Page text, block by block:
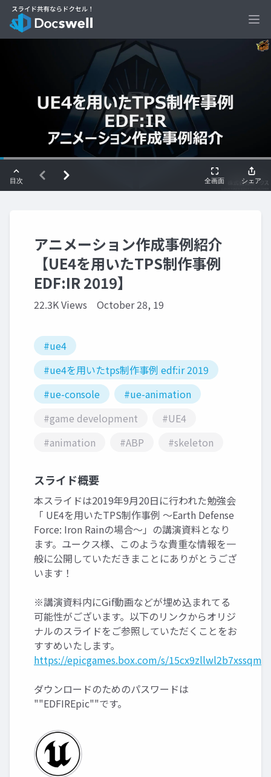
アニメーション作成事例紹介
【UE4を用いたTPS制作事例
EDF:IR 2019】
22.3K Views October 28, 19
#ue4
#ue4を用いたtps制作事例 edf:ir 2019
#ue-console
#ue-animation
#game development
#UE4
#animation
#ABP #skeleton
スライド概要
本スライドは2019年9月20日に行われた勉強会
「 UE4を用いたTPS制作事例 〜Earth Defense
Force: Iron Rainの場合〜」の講演資料となり
ます。ユークス様、このような貴重な情報を一
般に公開していただきまことにありがとうござ
います！
※講演資料内にGif動画などが埋め込まれてる
可能性がございます。以下のリンクからオリジ
ナルのスライドをご参照していただくことをお
すすめいたします。
https://epicgames.box.com/s/
ダウンロードのためのパスワードは
""EDFIREpic""です。